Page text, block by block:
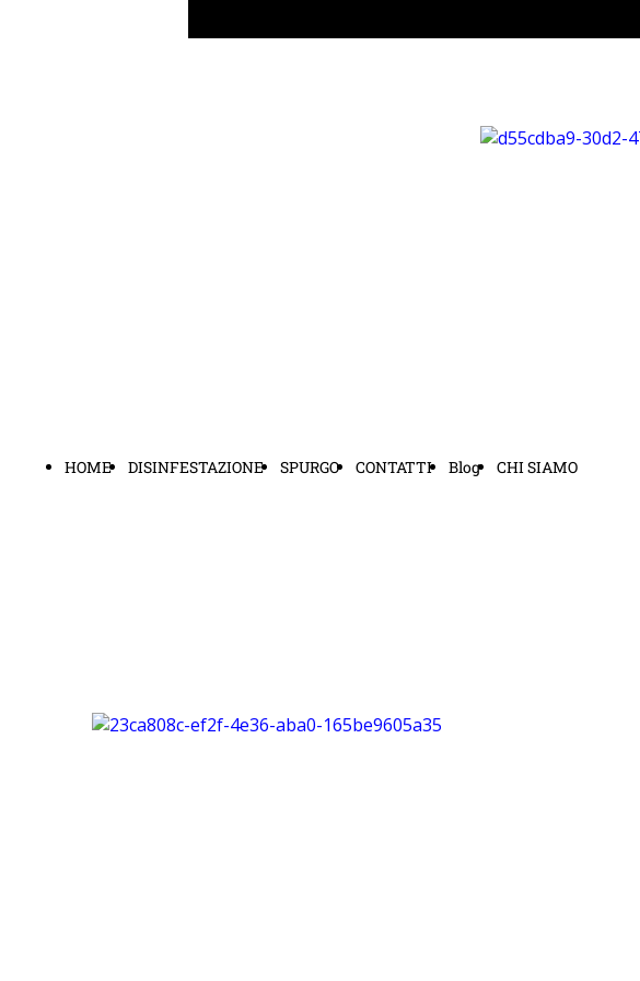
HOME DISINFESTAZIONE SPURGO CONTATTI Blog CHI SIAMO